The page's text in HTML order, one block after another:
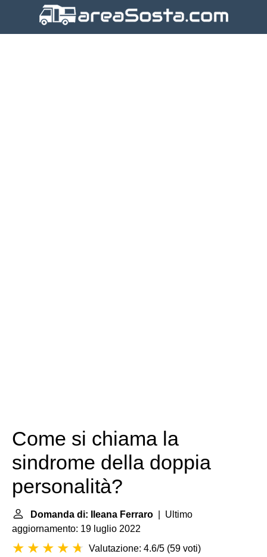
Come si chiama la
sindrome della doppia
personalità?
Domanda di: Ileana Ferraro | Ultimo
aggiornamento: 19 luglio 2022
Valutazione: 4.6/5 (59 voti)